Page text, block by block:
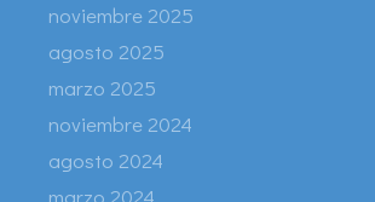
noviembre 2025
agosto 2025
marzo 2025
noviembre 2024
agosto 2024